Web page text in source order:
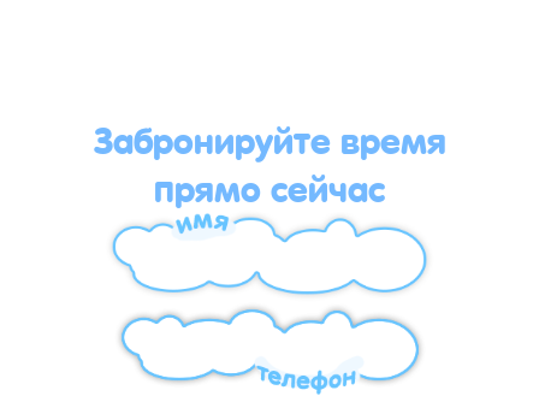
Забронируйте время
прямо сейчас